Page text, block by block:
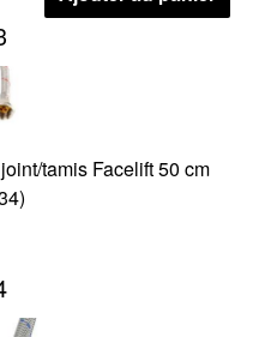
tamis Facelift 50 cm